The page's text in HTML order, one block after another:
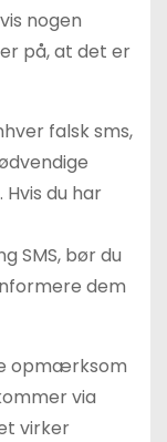
nogen
på, at det er
falsk sms,
du har
SMS, bør du
dem
opmærksom
via
virker